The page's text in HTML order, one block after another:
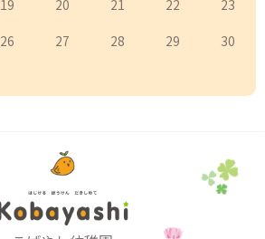
19 20 21 22
23
26 27 28 29
30